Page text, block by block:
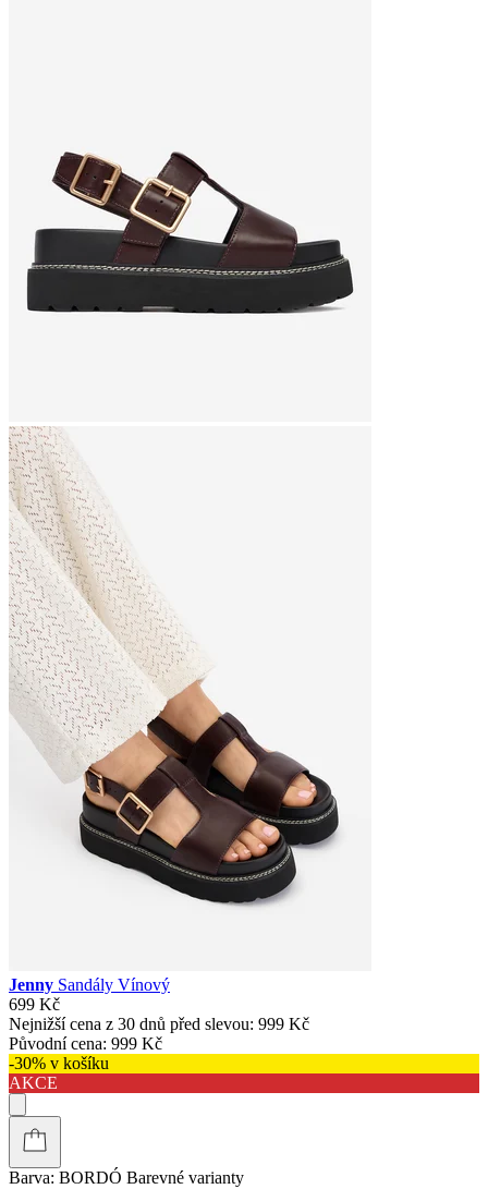
Jenny Sandály Vínový
699 Kč
Nejnižší cena z 30 dnů před slevou: 999 Kč
Původní cena: 999 Kč
-30% v košíku
AKCE
Barva: BORDÓ Barevné varianty